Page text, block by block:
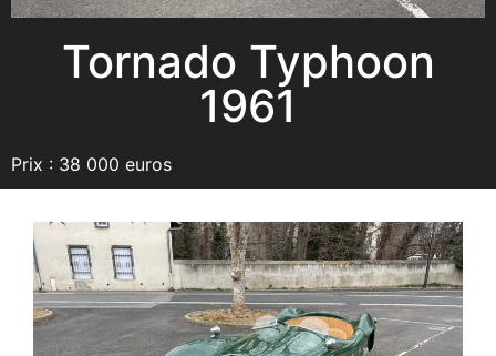
Tornado Typhoon
1961
Prix : 38 000 euros